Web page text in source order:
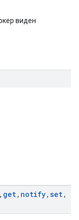
виден
, get, notify, set,